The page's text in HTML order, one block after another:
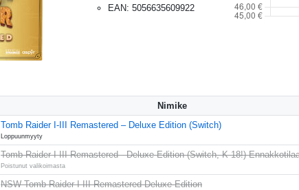
EAN: 5056635609922
Nimike
Tomb Raider I-III Remastered – Deluxe Edition (Switch)
Loppuunmyyty
Tomb Raider I-III Remastered - Deluxe Edition (Switch, K-18!)
Poistunut valikoimasta
NSW Tomb Raider I-III Remastered Deluxe Edition